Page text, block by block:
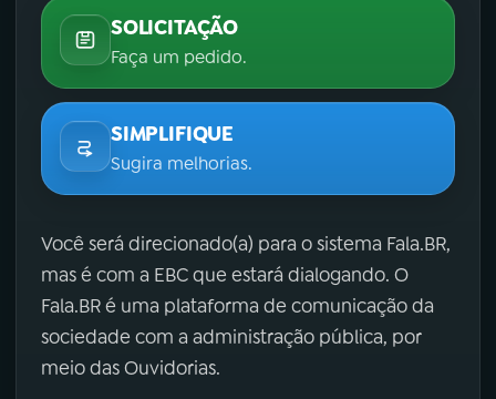
SOLICITAÇÃO
Faça um pedido.
SIMPLIFIQUE
Sugira melhorias.
Você será direcionado(a) para o sistema Fala.BR,
mas é com a EBC que estará dialogando. O
Fala.BR é uma plataforma de comunicação da
sociedade com a administração pública, por
meio das Ouvidorias.